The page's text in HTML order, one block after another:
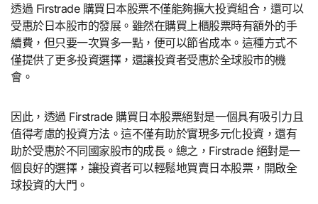
透過 Firstrade 購買日本股票不僅能夠擴大投資組合，還可以
受惠於日本股市的發展。雖然在購買上櫃股票時有額外的手
續費，但只要一次買多一點，便可以節省成本。這種方式不
僅提供了更多投資選擇，還讓投資者受惠於全球股市的機
會。
因此，透過 Firstrade 購買日本股票絕對是一個具有吸引力且
值得考慮的投資方法。這不僅有助於實現多元化投資，還有
助於受惠於不同國家股市的成長。總之，Firstrade 絕對是一
個良好的選擇，讓投資者可以輕鬆地買賣日本股票，開啟全
球投資的大門。